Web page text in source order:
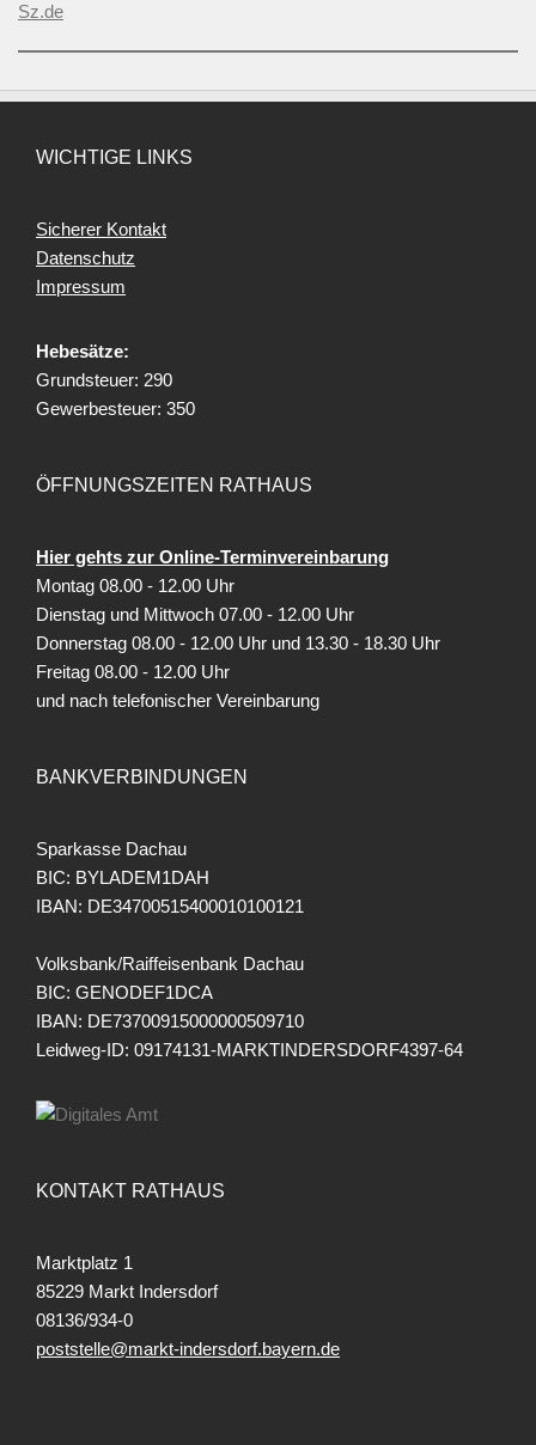
Sz.de
WICHTIGE LINKS
Sicherer Kontakt
Datenschutz
Impressum
Hebesätze:
Grundsteuer: 290
Gewerbesteuer: 350
ÖFFNUNGSZEITEN RATHAUS
Hier gehts zur Online-Terminvereinbarung
Montag 08.00 - 12.00 Uhr
Dienstag und Mittwoch 07.00 - 12.00 Uhr
Donnerstag 08.00 - 12.00 Uhr und 13.30 - 18.30 Uhr
Freitag 08.00 - 12.00 Uhr
und nach telefonischer Vereinbarung
BANKVERBINDUNGEN
Sparkasse Dachau
BIC: BYLADEM1DAH
IBAN: DE34700515400010100121
Volksbank/Raiffeisenbank Dachau
BIC: GENODEF1DCA
IBAN: DE73700915000000509710
Leidweg-ID: 09174131-MARKTINDERSDORF4397-64
KONTAKT RATHAUS
Marktplatz 1
85229 Markt Indersdorf
08136/934-0
poststelle@markt-indersdorf.bayern.de